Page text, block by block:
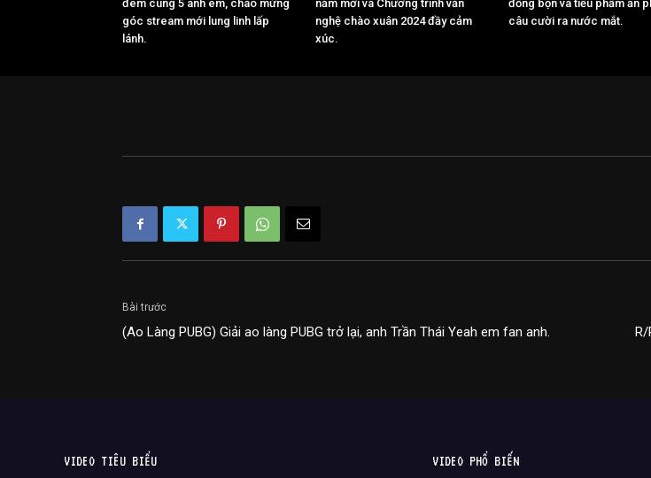
đêm cùng 5 anh em, chào mừng
góc stream mới lung linh lấp
lánh.
năm mới và Chương trình văn
nghệ chào xuân 2024 đầy cảm
xúc.
đồng bọn và tiểu phẩm ăn
câu cười ra nước mắt.
Bài trước
(Ao Làng PUBG) Giải ao làng PUBG trở lại, anh Trần Thái Yeah em fan anh.
VIDEO TIÊU BIỂU VIDEO PHỔ BIẾN